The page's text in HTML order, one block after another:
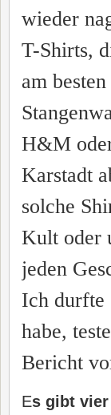
wieder
T-Shirts,
am
H&M
Karstadt
solche
Kult oder
jeden
Ich durfte
habe,
Bericht
Es gibt